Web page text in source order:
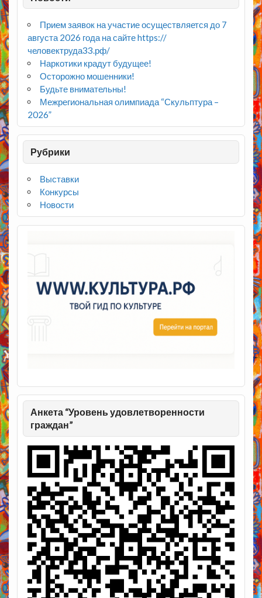
Прием заявок на участие осуществляется до 7
августа 2026 года на сайте https://
человектруда33.рф/
Наркотики крадут будущее!
Осторожно мошенники!
Будьте внимательны!
Межрегиональная олимпиада “Скульптура –
2026”
Рубрики
Выставки
Конкурсы
Новости
Анкета “Уровень удовлетворенности
граждан”